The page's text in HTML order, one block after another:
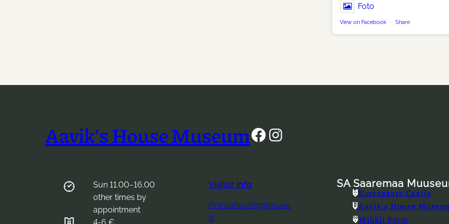
Foto
View on Facebook · Share
Aavik's House MuseumFacebook
Instagram
Sun 11.00−16.00
other times by
appointment
Visitor info
Privaatsustingimuse
d
SA Saaremaa
Kuressaare Castle
Aavik’s House
Mihkli Farm